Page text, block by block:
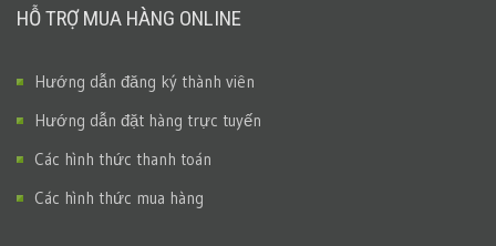
HỖ TRỢ MUA HÀNG ONLINE
Hướng dẫn đăng ký thành viên
Hướng dẫn đặt hàng trực tuyến
Các hình thức thanh toán
Các hình thức mua hàng